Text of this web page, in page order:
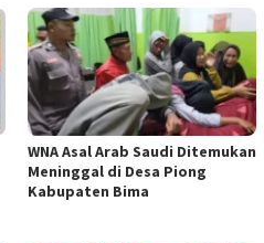
WNA Asal Arab Saudi Ditemukan
Meninggal di Desa Piong
Kabupaten Bima